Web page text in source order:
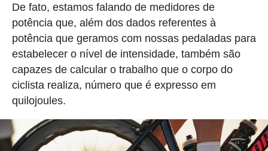
De fato, estamos falando de medidores de
potência que, além dos dados referentes à
potência que geramos com nossas pedaladas para
estabelecer o nível de intensidade, também são
capazes de calcular o trabalho que o corpo do
ciclista realiza, número que é expresso em
quilojoules.